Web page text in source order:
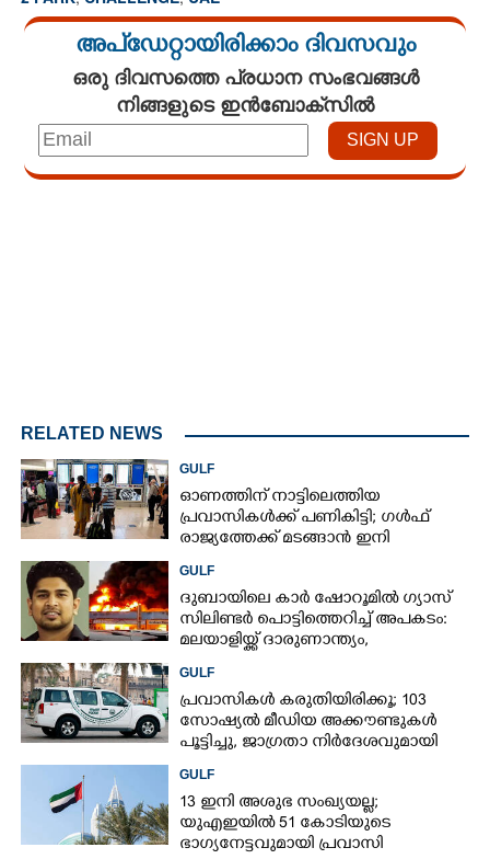
അപ്ഡേറ്റായിരിക്കാം ദിവസവും
ഒരു ദിവസത്തെ പ്രധാന സംഭവങ്ങൾ
നിങ്ങളുടെ ഇൻബോക്സിൽ
RELATED NEWS
GULF
ഓണത്തിന് നാട്ടിലെത്തിയ
പ്രവാസികൾക്ക് പണികിട്ടി; ഗൾഫ്
രാജ്യത്തേക്ക് മടങ്ങാൻ ഇനി
GULF
ദുബായിലെ കാർ ഷോറൂമിൽ ഗ്യാസ്
സിലിണ്ടർ പൊട്ടിത്തെറിച്ച് അപകടം:
മലയാളിയ്ക്ക് ദാരുണാന്ത്യം,
GULF
പ്രവാസികൾ കരുതിയിരിക്കൂ; 103
സോഷ്യൽ മീഡിയ അക്കൗണ്ടുകൾ
പൂട്ടിച്ചു, ജാഗ്രതാ നിർദേശവുമായി
GULF
13 ഇനി അശുഭ സംഖ്യയല്ല;
യുഎഇയിൽ 51 കോടിയുടെ
ഭാഗ്യനേട്ടവുമായി പ്രവാസി